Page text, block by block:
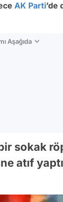
AK Parti
Aşağıda
sokak
atıf